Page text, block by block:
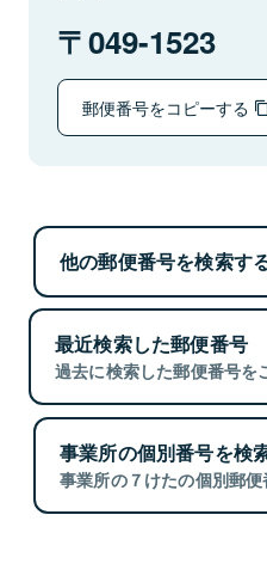
049-1523
郵便番号をコピーする
他の郵便番号を検索す
最近検索した郵便番号
過去に検索した郵便番号を
事業所の個別番号を検
事業所の７けたの個別郵便